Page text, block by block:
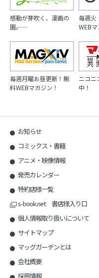
感動が芽吹く、漫画の
園――。
毎週火
WEBマ
毎週月曜お昼更新！無
料WEBマガジン！
ニコニ
中！
お知らせ
コミックス・書籍
アニメ・映像情報
発売カレンダー
特約店様一覧
s-book.net 書店様入り口
個人情報取り扱いについて
サイトマップ
マッグガーデンとは
会社概要
採用情報